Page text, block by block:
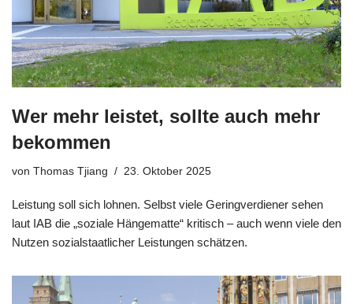
Wer mehr leistet, sollte auch mehr
bekommen
von Thomas Tjiang 23. Oktober 2025
Leistung soll sich lohnen. Selbst viele Geringverdiener sehen
laut IAB die „soziale Hängematte“ kritisch – auch wenn viele den
Nutzen sozialstaatlicher Leistungen schätzen.